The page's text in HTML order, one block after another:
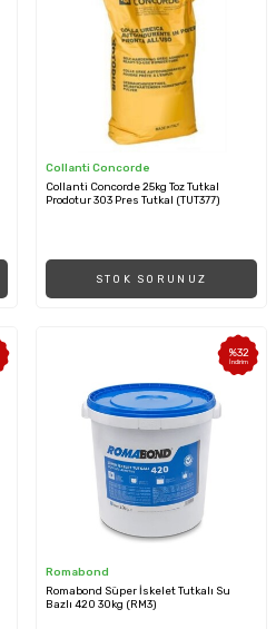
Collanti Concorde
Collanti Concorde 25kg Toz Tutkal
Prodotur 303 Pres Tutkal (TUT377)
STOK SORUNUZ
%32
İndirim
Romabond
Romabond Süper İskelet Tutkalı Su
Bazlı 420 30kg (RM3)